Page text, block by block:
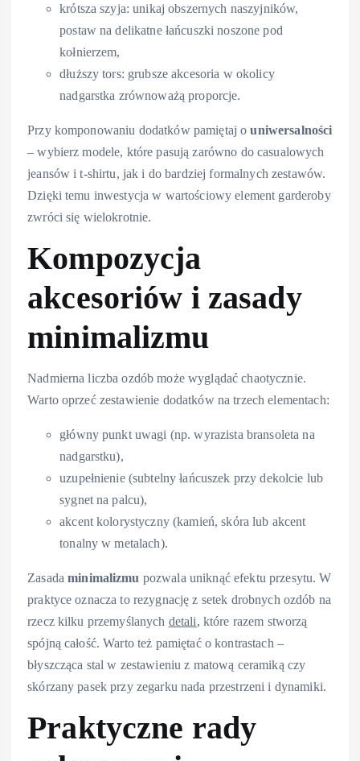
krótsza szyja: unikaj obszernych naszyjników,
postaw na delikatne łańcuszki noszone pod
kołnierzem,
dłuższy tors: grubsze akcesoria w okolicy
nadgarstka zrównoważą proporcje.
Przy komponowaniu dodatków pamiętaj ouniwersalności
– wybierz modele, które pasują zarówno do casualowych
jeansów i t-shirtu, jak i do bardziej formalnych zestawów.
Dzięki temu inwestycja w wartościowy element garderoby
zwróci się wielokrotnie.
Kompozycja
akcesoriów i zasady
minimalizmu
Nadmierna liczba ozdób może wyglądać chaotycznie.
Warto oprzeć zestawienie dodatków na trzech elementach:
główny punkt uwagi (np. wyrazista bransoleta na
nadgarstku),
uzupełnienie (subtelny łańcuszek przy dekolcie lub
sygnet na palcu),
akcent kolorystyczny (kamień, skóra lub akcent
tonalny w metalach).
Zasadaminimalizmu pozwala uniknąć efektu przesytu. W
praktyce oznacza to rezygnację z setek drobnych ozdób na
rzecz kilku przemyślanych detali, które razem stworzą
spójną całość. Warto też pamiętać o kontrastach –
błyszcząca stal w zestawieniu z matową ceramiką czy
skórzany pasek przy zegarku nada przestrzeni i dynamiki.
Praktyczne rady